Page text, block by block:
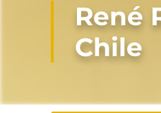
René
Chile